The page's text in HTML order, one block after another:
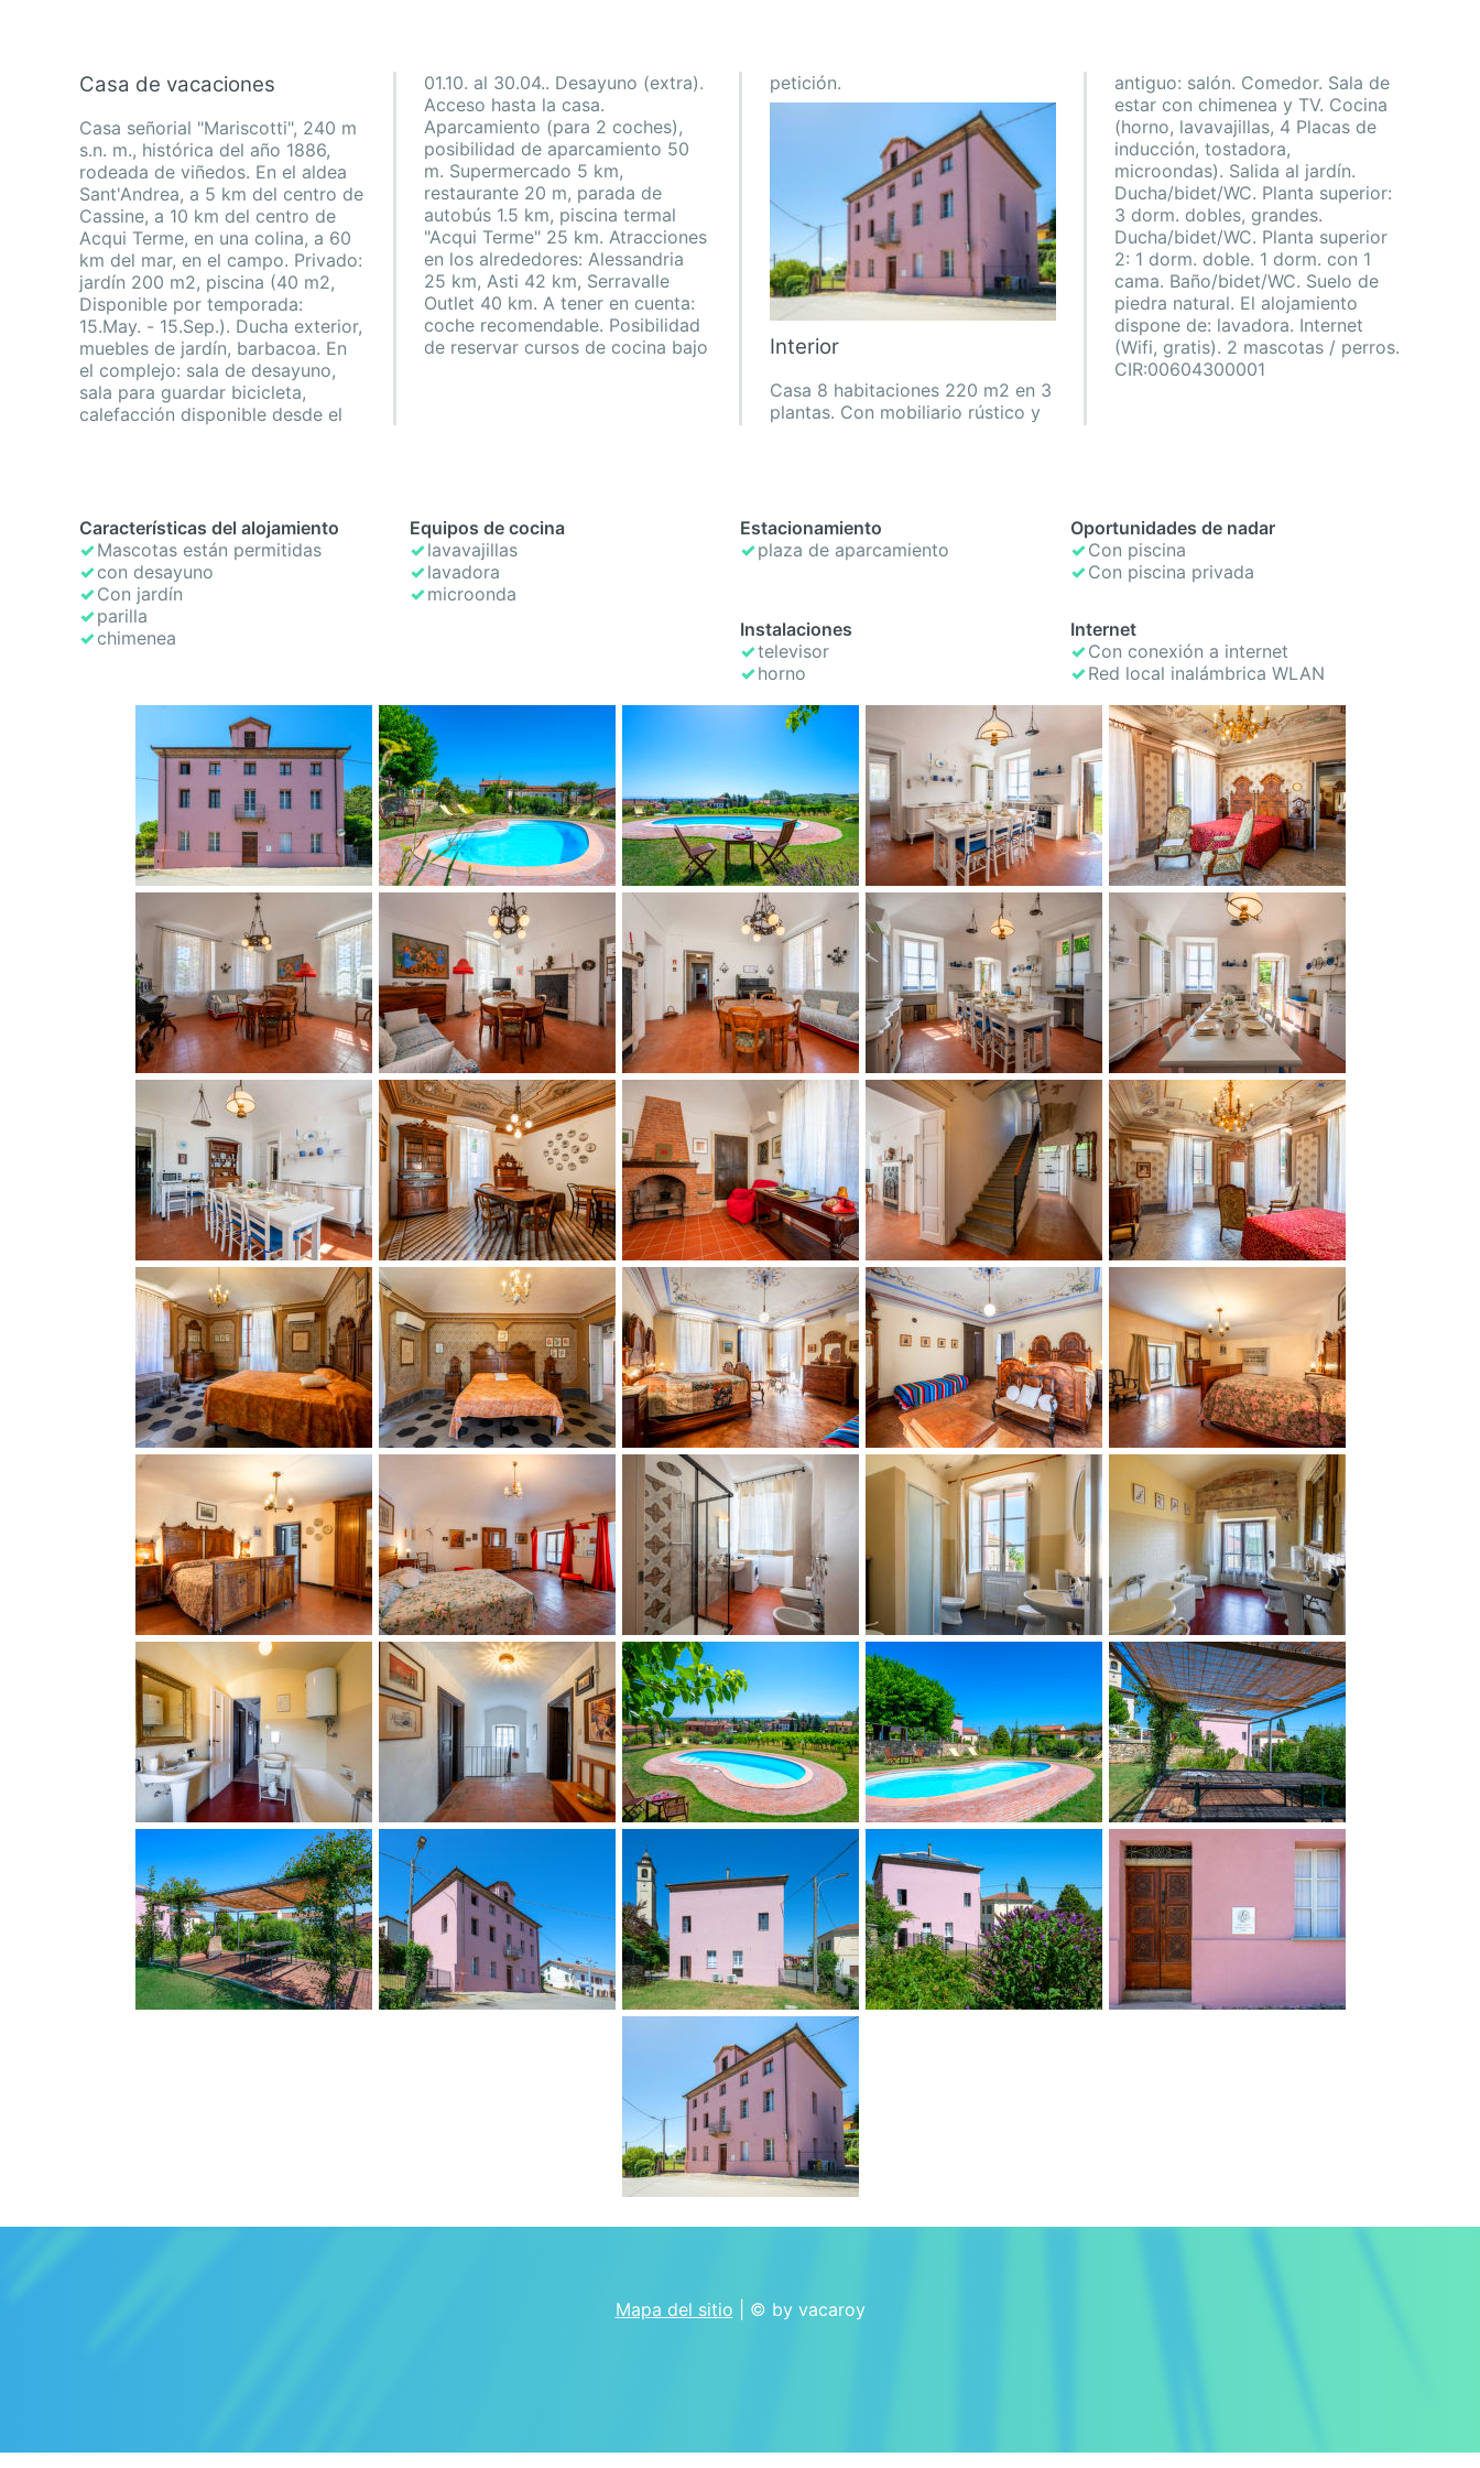
Casa de vacaciones
Casa señorial "Mariscotti", 240 m
s.n. m., histórica del año 1886,
rodeada de viñedos. En el aldea
Sant'Andrea, a 5 km del centro de
Cassine, a 10 km del centro de
Acqui Terme, en una colina, a 60
km del mar, en el campo. Privado:
jardín 200 m2, piscina (40 m2,
Disponible por temporada:
15.May. - 15.Sep.). Ducha exterior,
muebles de jardín, barbacoa. En
el complejo: sala de desayuno,
sala para guardar bicicleta,
calefacción disponible desde el
01.10. al 30.04.. Desayuno (extra).
Acceso hasta la casa.
Aparcamiento (para 2 coches),
posibilidad de aparcamiento 50
m. Supermercado 5 km,
restaurante 20 m, parada de
autobús 1.5 km, piscina termal
"Acqui Terme" 25 km. Atracciones
en los alrededores: Alessandria
25 km, Asti 42 km, Serravalle
Outlet 40 km. A tener en cuenta:
coche recomendable. Posibilidad
de reservar cursos de cocina bajo
petición.
Interior
Casa 8 habitaciones 220 m2 en 3
plantas. Con mobiliario rústico y
antiguo: salón. Comedor. Sala de
estar con chimenea y TV. Cocina
(horno, lavavajillas, 4 Placas de
inducción, tostadora,
microondas). Salida al jardín.
Ducha/bidet/WC. Planta superior:
3 dorm. dobles, grandes.
Ducha/bidet/WC. Planta superior
2: 1 dorm. doble. 1 dorm. con 1
cama. Baño/bidet/WC. Suelo de
piedra natural. El alojamiento
dispone de: lavadora. Internet
(Wifi, gratis). 2 mascotas / perros.
CIR:00604300001
Características del alojamiento
Mascotas están permitidas
con desayuno
Con jardín
parilla
chimenea
Equipos de cocina
lavavajillas
lavadora
microonda
Estacionamiento
plaza de aparcamiento
Oportunidades de nadar
Con piscina
Con piscina privada
Instalaciones
televisor
horno
Internet
Con conexión a internet
Red local inalámbrica WLAN
Mapa del sitio | © by vacaroy